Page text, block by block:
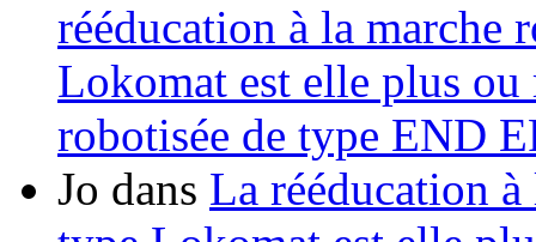
rééducation à la marche
Lokomat est elle plus
robotisée de type END
Jo dans La rééducation